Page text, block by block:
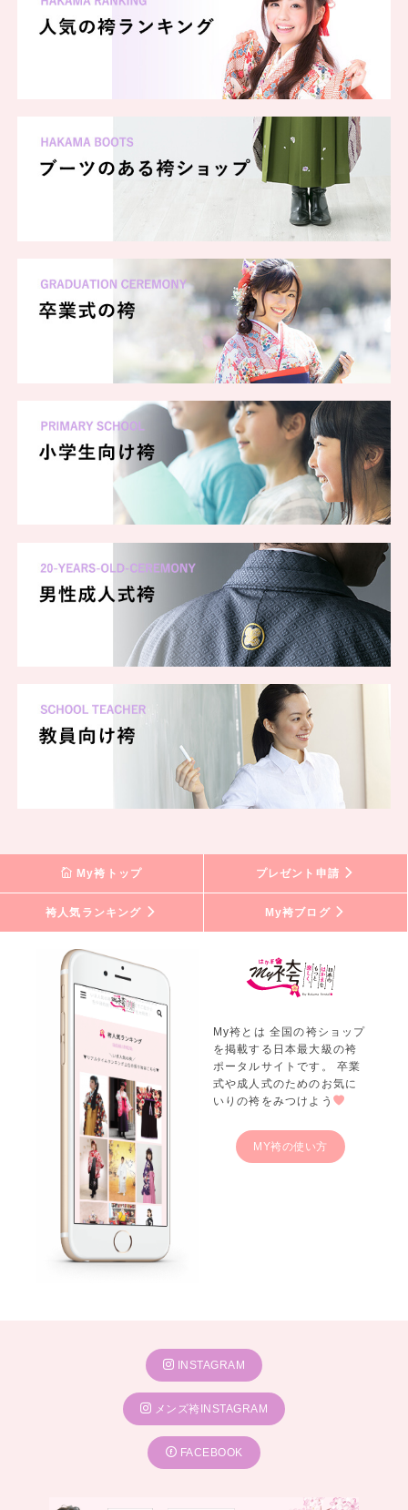
My袴トップ プレゼント申請
袴人気ランキング My袴ブログ
My袴とは 全国の袴ショップ
を掲載する日本最大級の袴
ポータルサイトです。 卒業
式や成人式のためのお気に
いりの袴をみつけよう
MY袴の使い方
INSTAGRAM
メンズ袴INSTAGRAM
FACEBOOK